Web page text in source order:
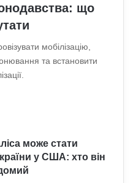
що
мобілізацію,
та встановити
може стати
у США: хто він